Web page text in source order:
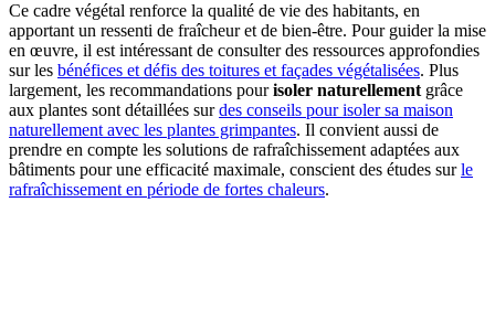
Ce cadre végétal renforce la qualité de vie des habitants, en
apportant un ressenti de fraîcheur et de bien-être. Pour guider la mise
en œuvre, il est intéressant de consulter des ressources approfondies
sur les bénéfices et défis des toitures et façades végétalisées. Plus
largement, les recommandations pourisoler naturellement grâce
aux plantes sont détaillées surdes conseils pour isoler sa maison
naturellement avec les plantes grimpantes. Il convient aussi de
prendre en compte les solutions de rafraîchissement adaptées aux
bâtiments pour une efficacité maximale, conscient des études surle
rafraîchissement en période de fortes chaleurs.